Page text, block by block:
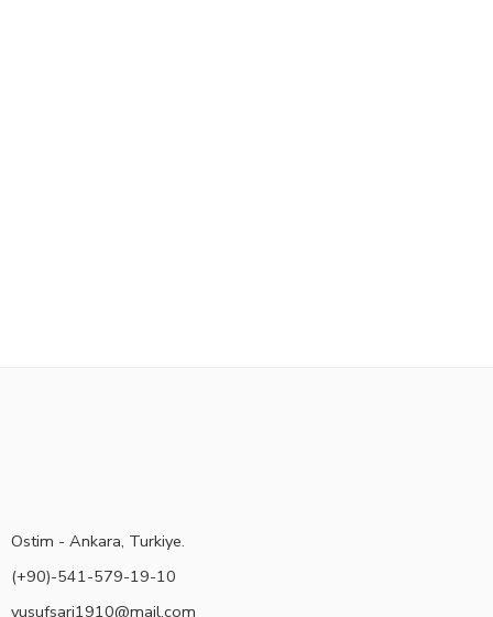
Ostim - Ankara, Turkiye.
(+90)-541-579-19-10
yusufsari1910@mail.com